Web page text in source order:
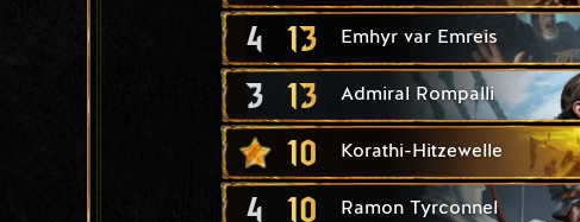
4 13 Emhyr var Emreis
3 13 Admiral Rompalli
10 Korathi-Hitzewelle
4 10 Ramon Tyrconnel